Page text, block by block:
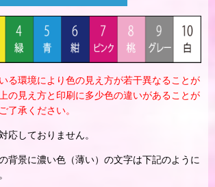
る環境により色の見え方が若干異なることが
の見え方と印刷に多少色の違いがあることが
了承ください。
応しておりません。
背景に濃い色（薄い）の文字は下記のように